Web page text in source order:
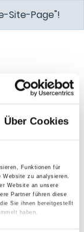
Über Cookies
Funktionen für
Website zu analysieren.
Website an unsere
Partner führen diese
Sie ihnen bereitgestellt
haben.
Site-Page"!